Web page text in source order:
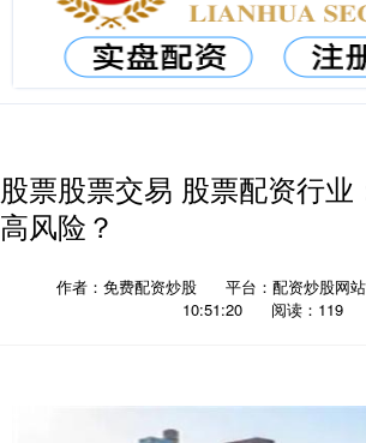
股票股票交易 股票配资行业
高风险？
作者：免费配资炒股 平台：配资炒股网站
10:51:20
阅读：119